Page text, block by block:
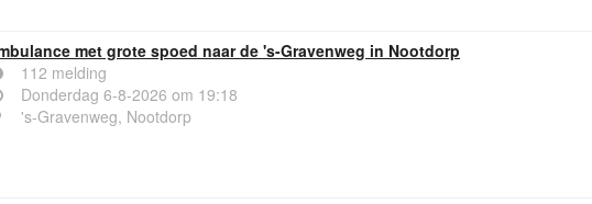
met grote spoed naar de 's-Gravenweg in Nootdorp
112 melding
Donderdag 6-8-2026 om 19:18
's-Gravenweg, Nootdorp